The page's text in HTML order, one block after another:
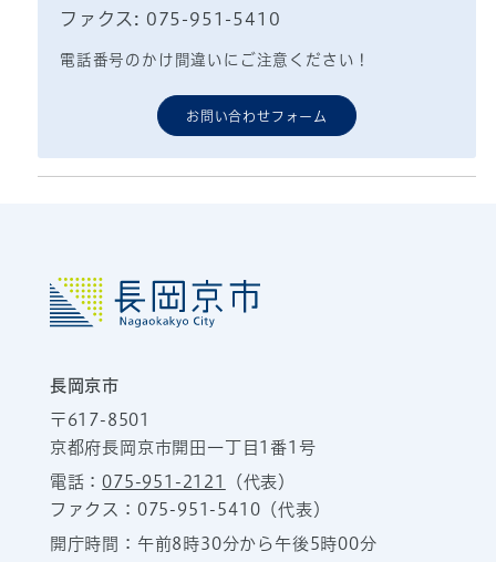
ファクス: 075-951-5410
電話番号のかけ間違いにご注意ください！
お問い合わせフォーム
長岡京市
〒617-8501
京都府長岡京市開田一丁目1番1号
電話：075-951-2121
（代表）
ファクス：075-951-5410（代表）
開庁時間：午前8時30分から午後5時00分